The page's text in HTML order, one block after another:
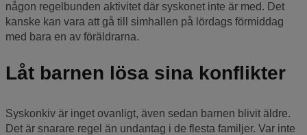
någon regelbunden aktivitet där syskonet inte är med. Det
kanske kan vara att gå till simhallen på lördags förmiddag
med bara en av föräldrarna.
Låt barnen lösa sina konflikter
Syskonkiv är inget ovanligt, även sedan barnen blivit äldre.
Det är snarare regel än undantag i de flesta familjer. Var inte